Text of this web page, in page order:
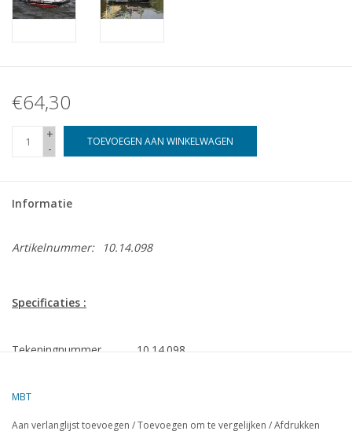
€64,30
+
-
TOEVOEGEN AAN WINKELWAGEN
Informatie
Artikelnummer: 10.14.098
Specificaties :
Tekeningnummer
10.14.098
Kwaliteit
algemeen plan; spantenplan 1:50
MBT
Aan verlanglijst toevoegen /Toevoegen om te vergelijken /Afdrukken